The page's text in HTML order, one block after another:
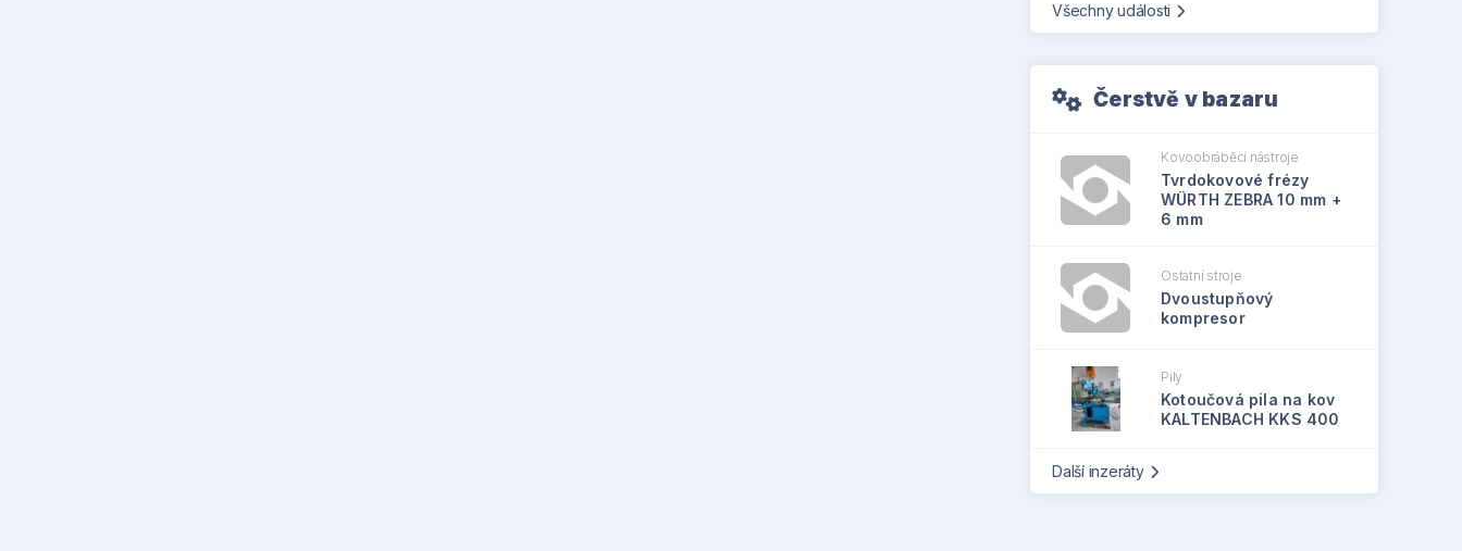
Všechny události
Čerstvě v bazaru
Kovoobráběcí nástroje
Tvrdokovové frézy
WÜRTH ZEBRA 10 mm +
6 mm
Ostatní stroje
Dvoustupňový
kompresor
Pily
Kotoučová pila na kov
KALTENBACH KKS 400
Další inzeráty